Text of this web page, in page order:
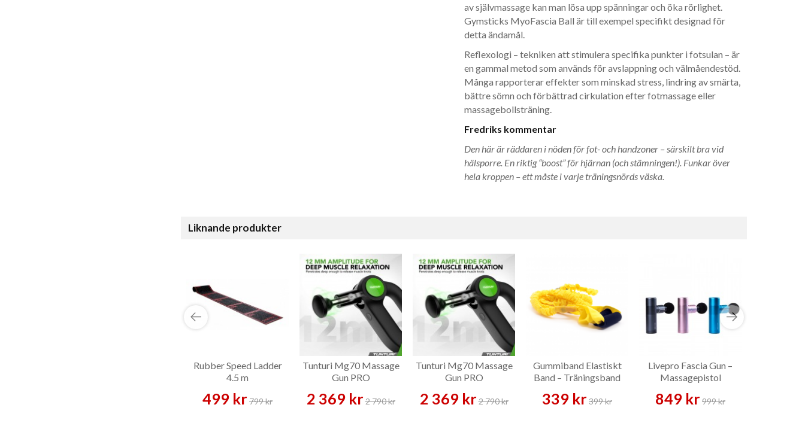
av självmassage kan man lösa upp spänningar och öka rörlighet.
Gymsticks MyoFascia Ball är till exempel specifikt designad för
detta ändamål.
Reflexologi – tekniken att stimulera specifika punkter i fotsulan – är
en gammal metod som används för avslappning och välmåendestöd.
Många rapporterar effekter som minskad stress, lindring av smärta,
bättre sömn och förbättrad cirkulation efter fotmassage eller
massagebollsträning.
Fredriks kommentar
Den här är räddaren i nöden för fot- och handzoner – särskilt bra vid
hälsporre. En riktig “boost” för hjärnan (och stämningen!). Funkar över
hela kroppen – ett måste i varje träningsnörds väska.
Liknande produkter
Rubber Speed Ladder
4.5 m
499 kr799 kr
Tunturi Mg70 Massage
Gun PRO
2 369 kr2 790 kr
Tunturi Mg70 Massage
Gun PRO
2 369 kr2 790 kr
Gummiband Elastiskt
Band – Träningsband
339 kr399 kr
Livepro Fascia Gun –
Massagepistol
849 kr999 kr